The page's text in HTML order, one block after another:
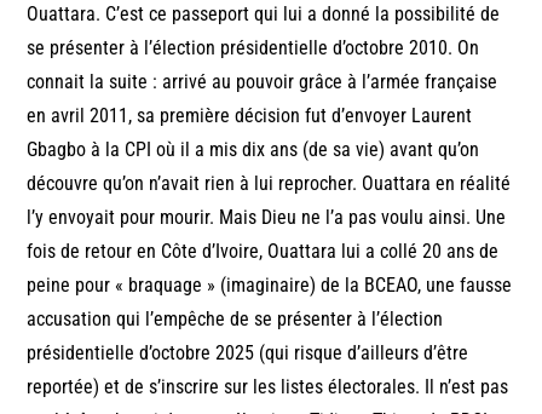
Ouattara. C’est ce passeport qui lui a donné la possibilité de
se présenter à l’élection présidentielle d’octobre 2010. On
connait la suite : arrivé au pouvoir grâce à l’armée française
en avril 2011, sa première décision fut d’envoyer Laurent
Gbagbo à la CPI où il a mis dix ans (de sa vie) avant qu’on
découvre qu’on n’avait rien à lui reprocher. Ouattara en réalité
l’y envoyait pour mourir. Mais Dieu ne l’a pas voulu ainsi. Une
fois de retour en Côte d’Ivoire, Ouattara lui a collé 20 ans de
peine pour « braquage » (imaginaire) de la BCEAO, une fausse
accusation qui l’empêche de se présenter à l’élection
présidentielle d’octobre 2025 (qui risque d’ailleurs d’être
reportée) et de s’inscrire sur les listes électorales. Il n’est pas